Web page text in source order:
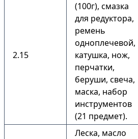
2.15
(100г), смазка
для редуктора,
ремень
одноплечевой,
катушка, нож,
перчатки,
беруши, свеча,
маска, набор
инструментов
(21 предмет).
Леска, масло